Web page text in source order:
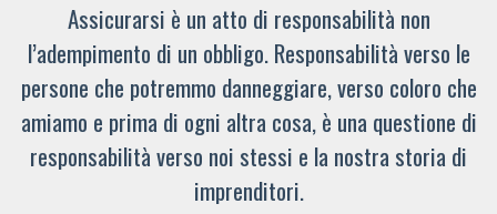
Assicurarsi è un atto di responsabilità non
l’adempimento di un obbligo. Responsabilità verso le
persone che potremmo danneggiare, verso coloro che
amiamo e prima di ogni altra cosa, è una questione di
responsabilità verso noi stessi e la nostra storia di
imprenditori.